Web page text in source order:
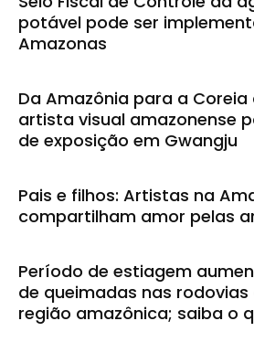
potável pode ser
Amazonas
Da Amazônia para a Coreia
artista visual amazonense
de exposição em Gwangju
Pais e filhos: Artistas na
compartilham amor pelas
Período de estiagem
de queimadas nas rodovias
região amazônica; saiba o